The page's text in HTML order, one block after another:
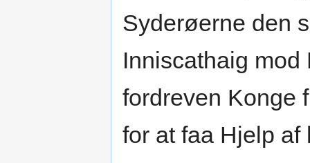
Syderøerne den
Inniscathaig
fordreven Konge
for at faa Hjelp af